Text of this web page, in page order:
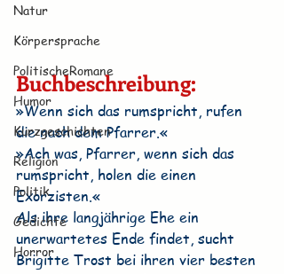
Natur
Körpersprache
PolitischeRomane
Humor
Kurzgeschichten
Religion
Politik
Gedichte
Horror
Buchbeschreibung:
»Wenn sich das rumspricht, rufen
die nach dem Pfarrer.«
»Ach was, Pfarrer, wenn sich das
rumspricht, holen die einen
Exorzisten.«
Als ihre langjährige Ehe ein
unerwartetes Ende findet, sucht
Brigitte Trost bei ihren vier besten